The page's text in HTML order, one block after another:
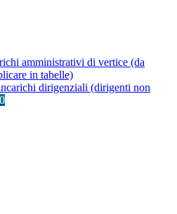
amministrativi di vertice (da
in tabelle)
dirigenziali (dirigenti non